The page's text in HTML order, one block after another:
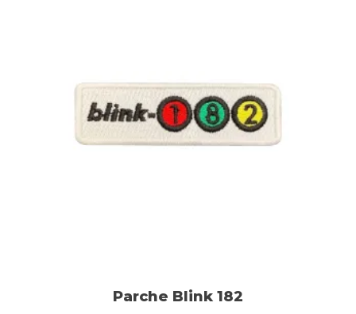
Parche Blink 182